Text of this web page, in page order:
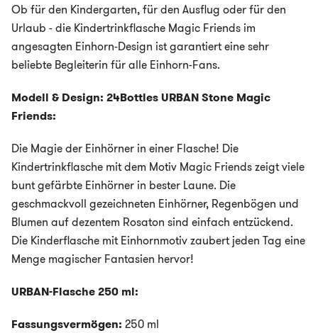
Ob für den Kindergarten, für den Ausflug oder für den
Urlaub - die Kindertrinkflasche Magic Friends im
angesagten Einhorn-Design ist garantiert eine sehr
beliebte Begleiterin für alle Einhorn-Fans.
Modell & Design: 24Bottles URBAN Stone Magic
Friends:
Die Magie der Einhörner in einer Flasche! Die
Kindertrinkflasche mit dem Motiv Magic Friends zeigt viele
bunt gefärbte Einhörner in bester Laune. Die
geschmackvoll gezeichneten Einhörner, Regenbögen und
Blumen auf dezentem Rosaton sind einfach entzückend.
Die Kinderflasche mit Einhornmotiv zaubert jeden Tag eine
Menge magischer Fantasien hervor!
URBAN-Flasche 250 ml:
Fassungsvermögen: 250 ml